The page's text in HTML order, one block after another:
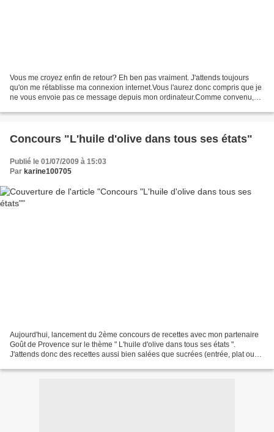
Vous me croyez enfin de retour? Eh ben pas vraiment. J'attends toujours
qu'on me rétablisse ma connexion internet.Vous l'aurez donc compris que je
ne vous envoie pas ce message depuis mon ordinateur.Comme convenu,
Concours "L'huile d'olive dans tous ses états"
Publié le 01/07/2009 à 15:03
Par karine100705
Aujourd'hui, lancement du 2ème concours de recettes avec mon partenaire
Goût de Provence sur le thème " L'huile d'olive dans tous ses états ".
J'attends donc des recettes aussi bien salées que sucrées (entrée, plat ou